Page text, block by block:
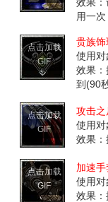
用一
点击加载
GIF
贵族饰
使用
效果
到(90
点击加载
GIF
攻击之
使用
效果
点击加载
GIF
加速手
使用
效果